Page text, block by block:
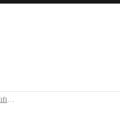
Calificador - avpe
– Modificación composición del Tribunal Calificador